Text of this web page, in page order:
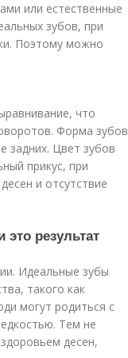
или естественные
зубов, при
Поэтому можно
что
Форма зубов
задних. Цвет зубов
прикус, при
и отсутствие
результат
Идеальные зубы
такого как
могут родиться с
Тем не
десен,